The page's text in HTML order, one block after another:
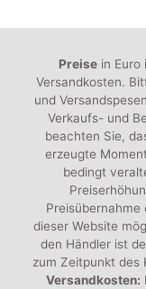
Preisein Euro
Versandkosten.
und
Verkaufs- und
beachten Sie,
erzeugte
bedingt
dieser Website
den Händler ist
zum Zeitpunkt des
Versandkosten: